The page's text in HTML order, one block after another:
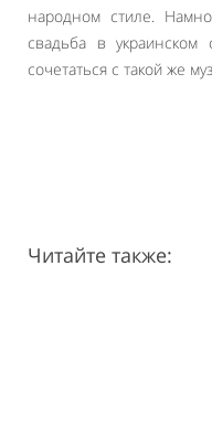
народном стиле.
свадьба в украинском
сочетаться с такой же
Читайте также: